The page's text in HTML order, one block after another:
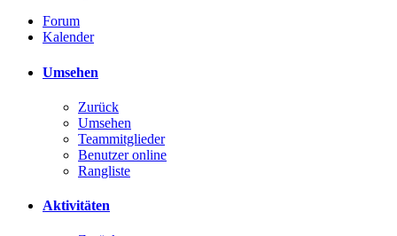
Forum
Kalender
Umsehen
Zurück
Umsehen
Teammitglieder
Benutzer online
Rangliste
Aktivitäten